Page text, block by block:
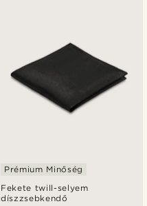
Fekete twill-selyem
díszzsebkendő
Prémium Minőség